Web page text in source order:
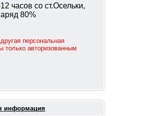
часов со ст.Осельки,
80%
персональная
только авторизованным
информация